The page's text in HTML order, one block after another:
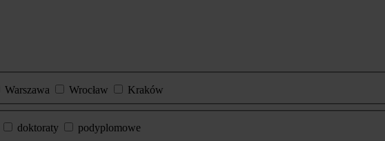
Warszawa Wrocław
Kraków
doktoraty
podyplomowe